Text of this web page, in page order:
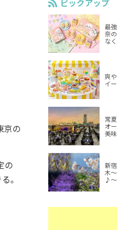
京の
の
。
ピックアップ
最
奈
な
爽
イ
常
オ
美
新
木
♪～